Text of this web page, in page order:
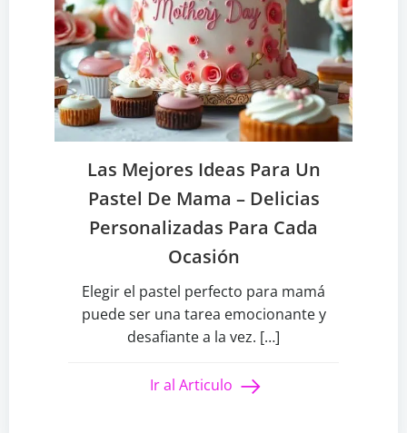
Las Mejores Ideas Para Un
Pastel De Mama – Delicias
Personalizadas Para Cada
Ocasión
Elegir el pastel perfecto para mamá
puede ser una tarea emocionante y
desafiante a la vez. […]
Ir al Articulo